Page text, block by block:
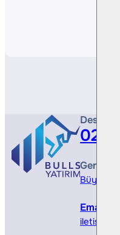
Destek
0212
Genel
Email